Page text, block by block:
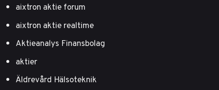
aixtron aktie forum
aixtron aktie realtime
Aktieanalys Finansbolag
aktier
Äldrevård Hälsoteknik